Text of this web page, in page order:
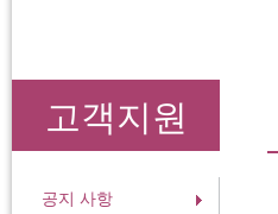
고객지원
공지 사항